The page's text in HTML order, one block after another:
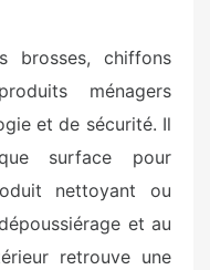
brosses, chiffons
ménagers
et de sécurité. Il
surface pour
nettoyant ou
et au
retrouve une